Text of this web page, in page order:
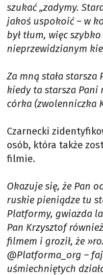
szukać „zadymy.
jakoś uspokoić – w
był tłum, więc
nieprzewidzianym
Za mną stała
kiedy ta starsza Pani
córka (zwolenniczka
Czarnecki
osób, która także
filmie.
Okazuje się, że Pan
ruskie pieniądze tu
Platformy, gwiazda
Pan Krzysztof
filmem i groził, że
@Platforma_org –
uśmiechniętych